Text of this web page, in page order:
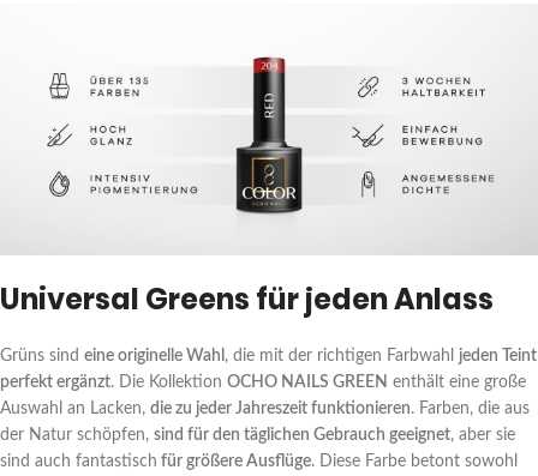
Universal Greens für jeden Anlass
Grüns sind eine originelle Wahl , die mit der richtigen Farbwahl jeden Teint
perfekt ergänzt. Die Kollektion OCHO NAILS GREEN enthält eine große
Auswahl an Lacken, die zu jeder Jahreszeit funktionieren. Farben, die aus
der Natur schöpfen, sind für den täglichen Gebrauch geeignet, aber sie
sind auch fantastisch für größere Ausflüge. Diese Farbe betont sowohl